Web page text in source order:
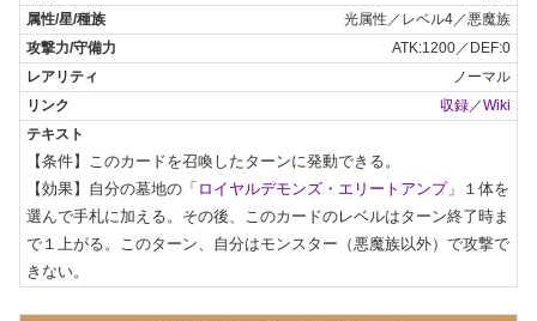
光属性／レベル4／悪魔族
ATK:1200／DEF:0
ノーマル
収録／Wiki
【条件】このカードを召喚したターンに発動できる。
【効果】自分の墓地の「 ロイヤルデモンズ・エリートアンプ」１体を
選んで手札に加える。その後、このカードのレベルはターン終了時ま
で１上がる。このターン、自分はモンスター（悪魔族以外）で攻撃で
きない。